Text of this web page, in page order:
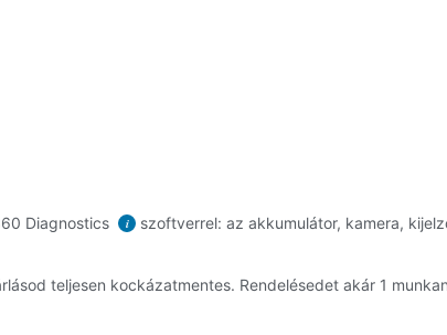
Diagnostics i
szoftverrel: az akkumulátor, kamera,
teljesen kockázatmentes. Rendelésedet akár 1